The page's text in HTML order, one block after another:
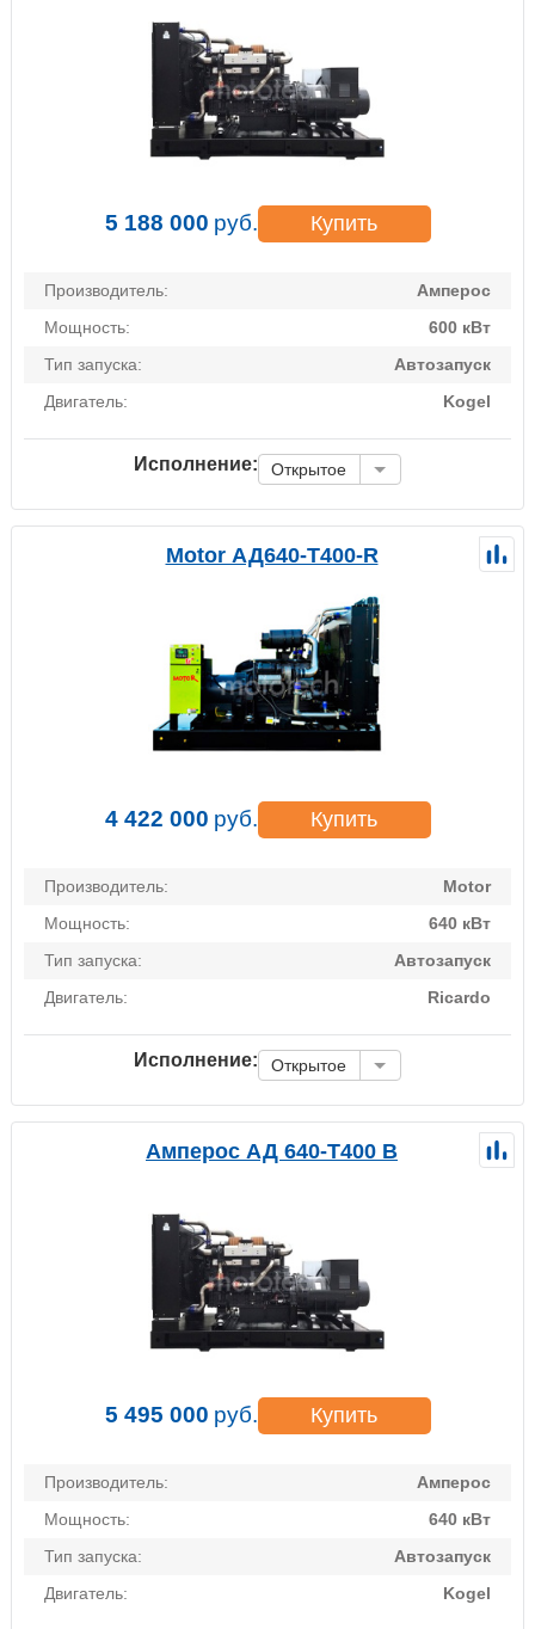
5 188 000 руб. Купить
Производитель:
Амперос
Мощность:
600 кВт
Тип запуска:
Автозапуск
Двигатель:
Kogel
Исполнение: Открытое
Motor АД640-Т400-R
4 422 000 руб. Купить
Производитель:
Motor
Мощность:
640 кВт
Тип запуска:
Автозапуск
Двигатель:
Ricardo
Исполнение: Открытое
Амперос АД 640-Т400 B
5 495 000 руб. Купить
Производитель:
Амперос
Мощность:
640 кВт
Тип запуска:
Автозапуск
Двигатель:
Kogel